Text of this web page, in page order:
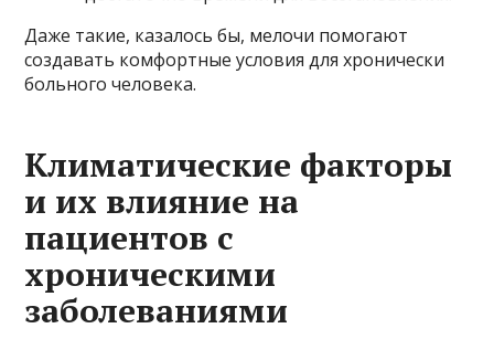
Даже такие, казалось бы, мелочи помогают
создавать комфортные условия для хронически
больного человека.
Климатические факторы
и их влияние на
пациентов с
хроническими
заболеваниями